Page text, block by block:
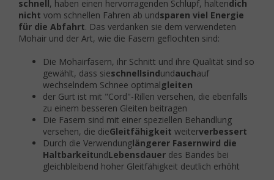
schnell , haben einen hervorragenden Schlupf, haltendich
nicht vom schnellen Fahren ab undsparen viel Energie
für die Abfahrt. Das verdanken sie dem verwendeten
Mohair und der Art, wie die Fasern geflochten sind:
Die Mohairfasern, ihr Schnitt und ihre Qualität sind so
gewählt, dass sieschnellsindundauchauf
wechselndem Schnee optimalgleiten
der Gurt ist mit "Cord"-Rillen versehen, die ebenfalls
zu einem besseren Gleiten beitragen
Die Fasern sind mit einer speziellen Behandlung
versehen, die dieGleitfähigkeit weiterverbessert
Durch die Verwendunglängerer Fasernwird die
HaltbarkeitundLebensdauer des Bandes bei
gleichbleibend hoher Gleitfähigkeit deutlich erhöht